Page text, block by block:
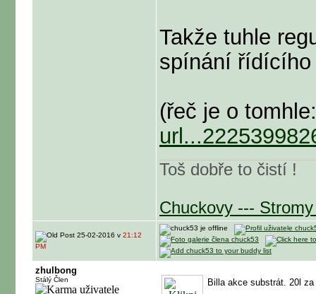
Takže tuhle
spínání
(řeč je o
Toš dobře to čistí !
Chuckovy ---
25-02-2016 v 21:12
PM
zhulbong
Stálý Člen Billa akce substrát. 20l